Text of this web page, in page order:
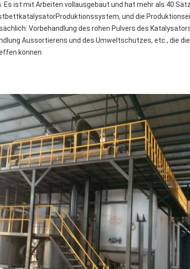
Es ist mit Arbeiten vollausgebaut und hat mehr als 40
und die
Vorbehandlung des rohen Pulvers des
Aussortierens und des Umweltschutzes, etc., die
können.